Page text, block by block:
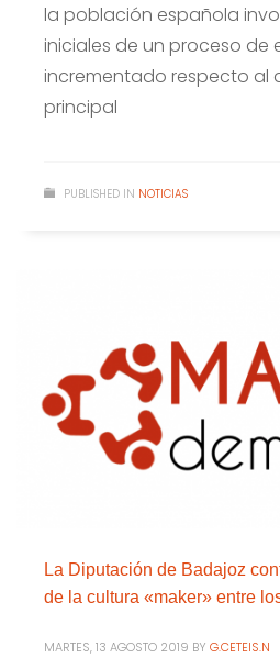
la población española
iniciales de un proceso de
incrementado respecto al
principal
PUBLISHED IN NOTICIAS
La Diputación de Badajoz
de la cultura «maker» entre
MARTES, 13 AGOSTO 2019 BY G.CETEIS.N